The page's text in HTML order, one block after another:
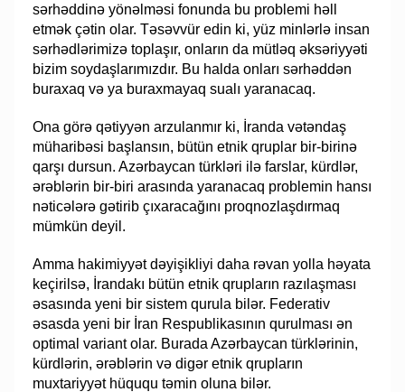
sərhəddinə yönəlməsi fonunda bu problemi həll
etmək çətin olar. Təsəvvür edin ki, yüz minlərlə insan
sərhədlərimizə toplaşır, onların da mütləq əksəriyyəti
bizim soydaşlarımızdır. Bu halda onları sərhəddən
buraxaq və ya buraxmayaq sualı yaranacaq.
Ona görə qətiyyən arzulanmır ki, İranda vətəndaş
müharibəsi başlansın, bütün etnik qruplar bir-birinə
qarşı dursun. Azərbaycan türkləri ilə farslar, kürdlər,
ərəblərin bir-biri arasında yaranacaq problemin hansı
nəticələrə gətirib çıxaracağını proqnozlaşdırmaq
mümkün deyil.
Amma hakimiyyət dəyişikliyi daha rəvan yolla həyata
keçirilsə, İrandakı bütün etnik qrupların razılaşması
əsasında yeni bir sistem qurula bilər. Federativ
əsasda yeni bir İran Respublikasının qurulması ən
optimal variant olar. Burada Azərbaycan türklərinin,
kürdlərin, ərəblərin və digər etnik qrupların
muxtariyyət hüququ təmin oluna bilər.